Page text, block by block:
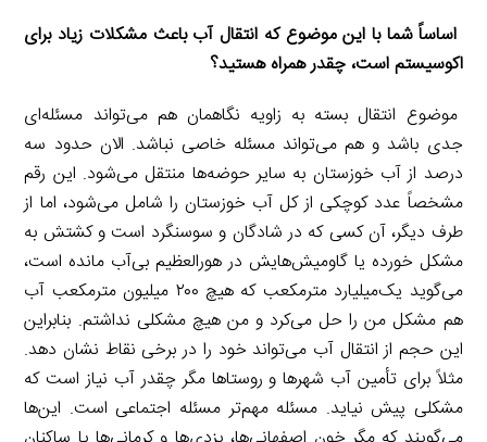
اساساً شما با این موضوع که انتقال آب باعث مشکلات زیاد برای
اکوسیستم است، چقدر همراه هستید؟
موضوع انتقال بسته به زاویه نگاهمان هم می‌تواند مسئله‌ای
جدی باشد و هم می‌تواند مسئله خاصی نباشد. الان حدود سه
درصد از آب خوزستان به سایر حوضه‌ها منتقل می‌شود. این رقم
مشخصاً عدد کوچکی از کل آب خوزستان را شامل می‌شود، اما از
طرف دیگر، آن کسی که در شادگان و سوسنگرد است و کشتش به
مشکل خورده یا گاومیش‌هایش در هورالعظیم بی‌آب مانده است،
می‌گوید یک‌میلیارد مترمکعب که هیچ ۲۰۰ میلیون مترمکعب آب
هم مشکل من را حل می‌کرد و من هیچ مشکلی نداشتم. بنابراین
این حجم از انتقال آب می‌تواند خود را در برخی نقاط نشان دهد.
مثلاً برای تأمین آب شهرها و روستاها مگر چقدر آب نیاز است که
مشکلی پیش نیاید. مسئله مهم‌تر مسئله اجتماعی است. این‌ها